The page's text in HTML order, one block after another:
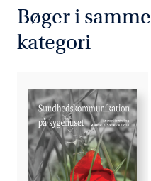
Bøger i samme
kategori